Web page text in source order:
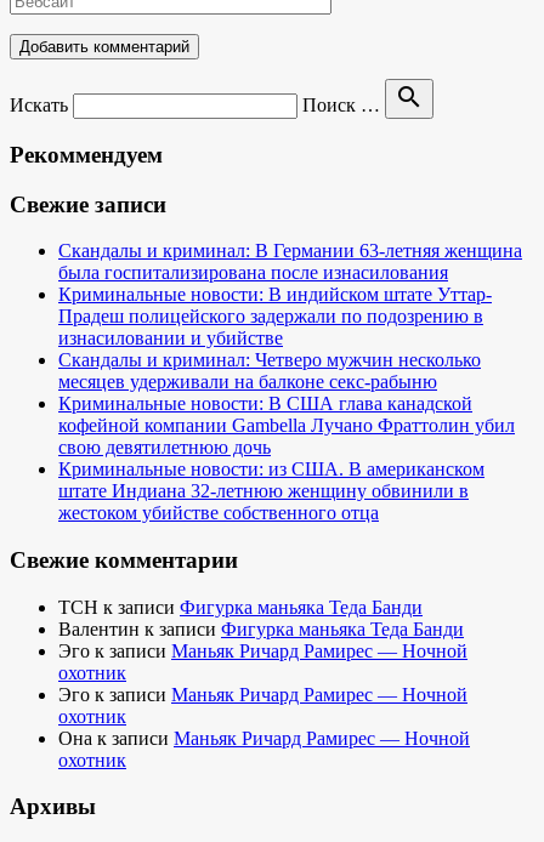
Искать Поиск … search
Рекоммендуем
Свежие записи
Скандалы и криминал: В Германии 63-летняя женщина
была госпитализирована после изнасилования
Криминальные новости: В индийском штате Уттар-
Прадеш полицейского задержали по подозрению в
изнасиловании и убийстве
Скандалы и криминал: Четверо мужчин несколько
месяцев удерживали на балконе секс-рабыню
Криминальные новости: В США глава канадской
кофейной компании Gambella Лучано Фраттолин убил
свою девятилетнюю дочь
Криминальные новости: из США. В американском
штате Индиана 32-летнюю женщину обвинили в
жестоком убийстве собственного отца
Свежие комментарии
TCH к записи Фигурка маньяка Теда Банди
Валентин к записи Фигурка маньяка Теда Банди
Эго к записи Маньяк Ричард Рамирес — Ночной
охотник
Эго к записи Маньяк Ричард Рамирес — Ночной
охотник
Она к записи Маньяк Ричард Рамирес — Ночной
охотник
Архивы